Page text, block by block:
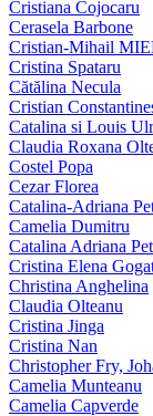
Cristiana Cojocaru
Cerasela Barbone
Cristian-Mihail
Cristina Spataru
Cătălina Necula
Cristian
Catalina si Louis
Claudia Roxana
Costel Popa
Cezar Florea
Catalina-Adriana
Camelia Dumitru
Catalina Adriana
Cristina Elena
Christina Anghelina
Claudia Olteanu
Cristina Jinga
Cristina Nan
Christopher Fry,
Camelia Munteanu
Camelia Capverde